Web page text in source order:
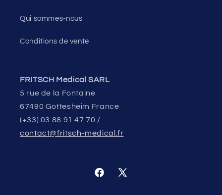
Qui sommes-nous
Conditions de vente
FRITSCH Medical SARL
5 rue de la Fontaine
67490 Gottesheim France
(+33) 03 88 91 47 70 /
contact@fritsch-medical.fr
Facebook
X